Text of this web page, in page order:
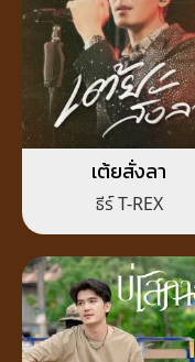
เต้ยสั่งลา
ธีร์ T-REX